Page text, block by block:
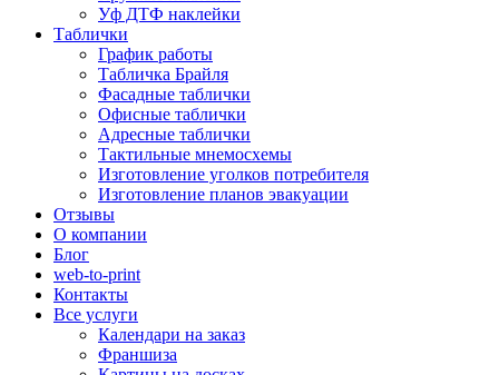
Уф ДТФ наклейки
Таблички
График работы
Табличка Брайля
Фасадные таблички
Офисные таблички
Адресные таблички
Тактильные мнемосхемы
Изготовление уголков потребителя
Изготовление планов эвакуации
Отзывы
О компании
Блог
web-to-print
Контакты
Все услуги
Календари на заказ
Франшиза